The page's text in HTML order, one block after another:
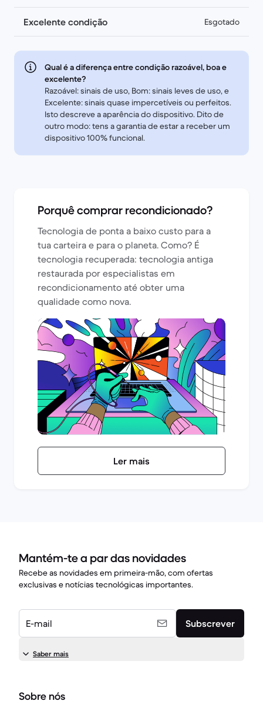
Excelente condição Esgotado
Qual é a diferença entre condição razoável, boa e
excelente?
Razoável: sinais de uso, Bom: sinais leves de uso, e
Excelente: sinais quase impercetíveis ou perfeitos.
Isto descreve a aparência do dispositivo. Dito de
outro modo: tens a garantia de estar a receber um
dispositivo 100% funcional.
Porquê comprar recondicionado?
Tecnologia de ponta a baixo custo para a
tua carteira e para o planeta. Como? É
tecnologia recuperada: tecnologia antiga
restaurada por especialistas em
recondicionamento até obter uma
qualidade como nova.
Ler mais
Mantém-te a par das novidades
Recebe as novidades em primeira-mão, com ofertas
exclusivas e notícias tecnológicas importantes.
E-mail Subscrever
Saber mais
Sobre nós